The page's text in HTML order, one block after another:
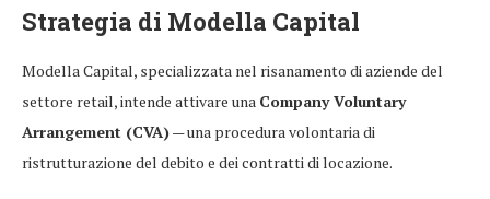
Strategia di Modella Capital
Modella Capital, specializzata nel risanamento di aziende del
settore retail, intende attivare una Company Voluntary
Arrangement (CVA)— una procedura volontaria di
ristrutturazione del debito e dei contratti di locazione.